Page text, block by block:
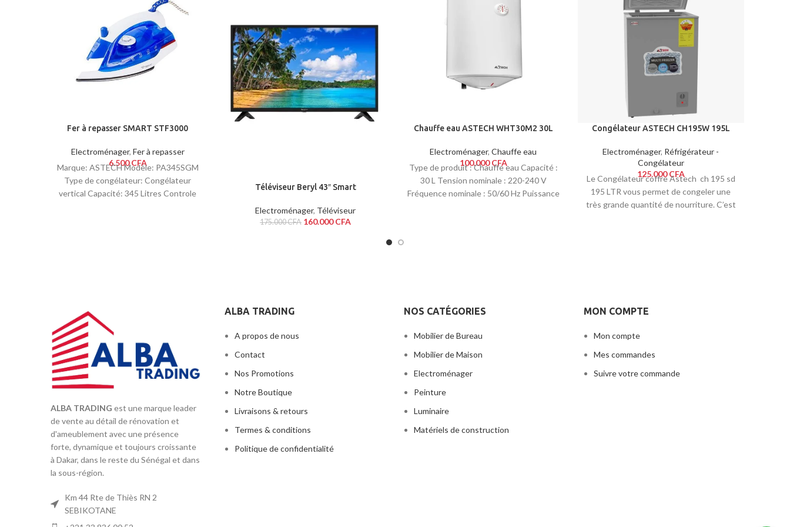
Fer à repasser SMART STF3000
Electroménager, Fer à repasser
6.500CFA
Marque: ASTECH Modèle: PA345SGM
Type de congélateur: Congélateur
vertical Capacité: 345 Litres Controle
Téléviseur Beryl 43″ Smart
Electroménager, Téléviseur
175.000CFA 160.000CFA
Chauffe eau ASTECH WHT30M2 30L
Electroménager,Chauffe eau
100.000CFA
Type de produit : Chauffe eau Capacité :
30 L Tension nominale : 220-240 V
Fréquence nominale : 50/60 Hz Puissance
Congélateur ASTECH CH195W 195L
Electroménager, Réfrigérateur -
Congélateur
125.000CFA
Le Congélateur coffre Astech ch 195 sd
195 LTR vous permet de congeler une
très grande quantité de nourriture. C’est
ALBA TRADING est une marque leader
de vente au détail de rénovation et
d'ameublement avec une présence
forte, dynamique et toujours croissante
à Dakar, dans le reste du Sénégal et dans
la sous-région.
Km 44 Rte de Thiès RN 2
SEBIKOTANE
ALBA TRADING
A propos de nous
Contact
Nos Promotions
Notre Boutique
Livraisons & retours
Termes & conditions
Politique de confidentialité
NOS CATÉGORIES
Mobilier de Bureau
Mobilier de Maison
Electroménager
Peinture
Luminaire
Matériels de construction
MON COMPTE
Mon compte
Mes commandes
Suivre votre commande